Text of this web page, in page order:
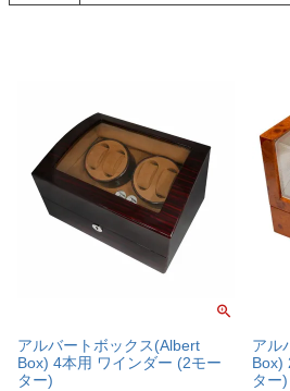
アルバートボックス(Albert
Box) 4本用 ワインダー (2モー
ター)
アル
Box)
ター)